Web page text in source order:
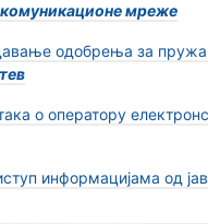
комуникационе мреже
одобрења за
о оператору
информацијама од